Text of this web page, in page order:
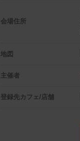
会場住所
地図
主催者
登録先カフェ/店舗